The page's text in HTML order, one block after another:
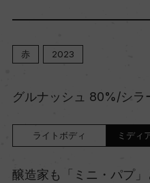
赤 2023
グルナッシュ 80%/シラ
ライトボディ ミディ
醸造家も「ミニ・パプ